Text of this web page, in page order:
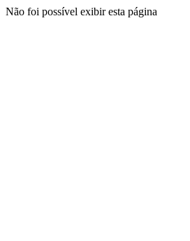
Não foi possível exibir esta página